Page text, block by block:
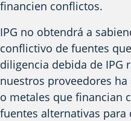
financien conflictos.
IPG no obtendrá a
conflictivo de fuentes
diligencia debida de IPG
nuestros proveedores
o metales que financian
fuentes alternativas para